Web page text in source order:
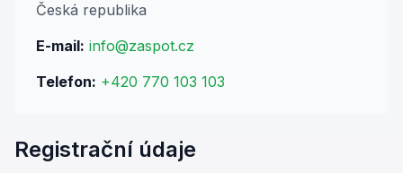
Česká republika
E-mail: info@zaspot.cz
Telefon: +420 770 103 103
Registrační údaje